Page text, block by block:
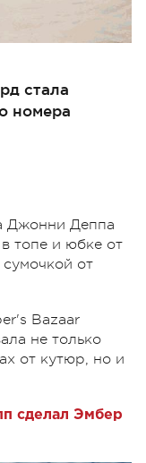
стала
номера
Джонни Деппа
топе и юбке от
от
Bazaar
не только
от кутюр, но и
сделал Эмбер